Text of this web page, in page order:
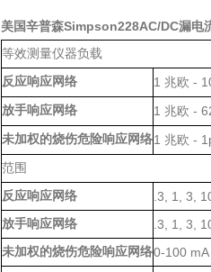
美国辛普森Simpson228AC/DC漏电
等效测量仪器负载
反应响应网络 1兆欧 -
放手响应网络 1兆欧 -
未加权的烧伤危险响应网络1兆欧 -
范围
反应响应网络 .3, 1, 3,
放手响应网络 .3, 1, 3,
未加权的烧伤危险响应网络0-100